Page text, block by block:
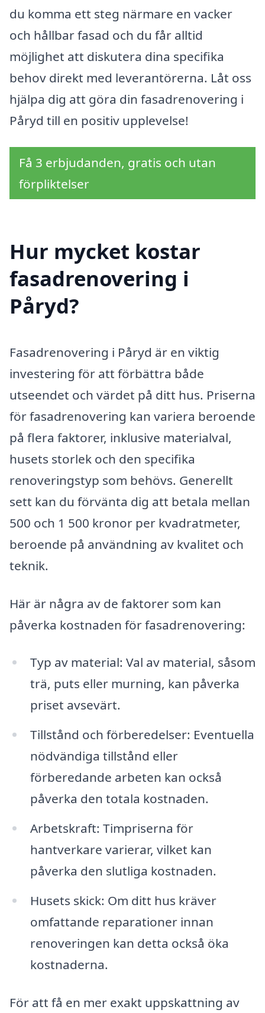
du komma ett steg närmare en vacker
och hållbar fasad och du får alltid
möjlighet att diskutera dina specifika
behov direkt med leverantörerna. Låt oss
hjälpa dig att göra din fasadrenovering i
Påryd till en positiv upplevelse!
Få 3 erbjudanden, gratis och utan
förpliktelser
Hur mycket kostar
fasadrenovering i
Påryd?
Fasadrenovering i Påryd är en viktig
investering för att förbättra både
utseendet och värdet på ditt hus. Priserna
för fasadrenovering kan variera beroende
på flera faktorer, inklusive materialval,
husets storlek och den specifika
renoveringstyp som behövs. Generellt
sett kan du förvänta dig att betala mellan
500 och 1 500 kronor per kvadratmeter,
beroende på användning av kvalitet och
teknik.
Här är några av de faktorer som kan
påverka kostnaden för fasadrenovering:
Typ av material: Val av material, såsom
trä, puts eller murning, kan påverka
priset avsevärt.
Tillstånd och förberedelser: Eventuella
nödvändiga tillstånd eller
förberedande arbeten kan också
påverka den totala kostnaden.
Arbetskraft: Timpriserna för
hantverkare varierar, vilket kan
påverka den slutliga kostnaden.
Husets skick: Om ditt hus kräver
omfattande reparationer innan
renoveringen kan detta också öka
kostnaderna.
För att få en mer exakt uppskattning av